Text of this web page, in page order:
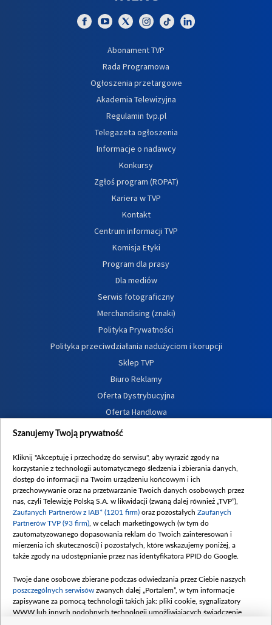
Abonament TVP
Rada Programowa
Ogłoszenia przetargowe
Akademia Telewizyjna
Regulamin tvp.pl
Telegazeta ogłoszenia
Informacje o nadawcy
Konkursy
Zgłoś program (ROPAT)
Kariera w TVP
Kontakt
Centrum informacji TVP
Komisja Etyki
Program dla prasy
Dla mediów
Serwis fotograficzny
Merchandising (znaki)
Polityka Prywatności
Polityka przeciwdziałania nadużyciom i korupcji
Sklep TVP
Biuro Reklamy
Oferta Dystrybucyjna
Oferta Handlowa
Dostępność
Procedura zgłoszeń wewnętrznych
Szanujemy Twoją prywatność
Kliknij "Akceptuję i przechodzę do serwisu", aby wyrazić zgody na
korzystanie z technologii automatycznego śledzenia i zbierania danych,
dostęp do informacji na Twoim urządzeniu końcowym i ich
przechowywanie oraz na przetwarzanie Twoich danych osobowych przez
nas, czyli Telewizję Polską S.A. w likwidacji (zwaną dalej również „TVP”),
Zaufanych Partnerów z IAB* (1201 firm) oraz pozostałych Zaufanych
Partnerów TVP (93 firm) , w celach marketingowych (w tym do
zautomatyzowanego dopasowania reklam do Twoich zainteresowań i
mierzenia ich skuteczności) i pozostałych, które wskazujemy poniżej, a
także zgody na udostępnianie przez nas identyfikatora PPID do Google.
Twoje dane osobowe zbierane podczas odwiedzania przez Ciebie naszych
poszczególnych serwisów zwanych dalej „Portalem”, w tym informacje
zapisywane za pomocą technologii takich jak: pliki cookie, sygnalizatory
WWW lub innych podobnych technologii umożliwiających świadczenie